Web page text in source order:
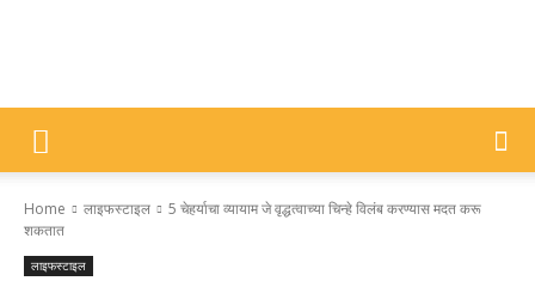
DIVYAJYOTI
SAMACHAR
Home लाइफस्टाइल
5 चेहर्याचा व्यायाम जे वृद्धत्वाच्या चिन्हे विलंब करण्यास मदत करू
शकतात
लाइफस्टाइल